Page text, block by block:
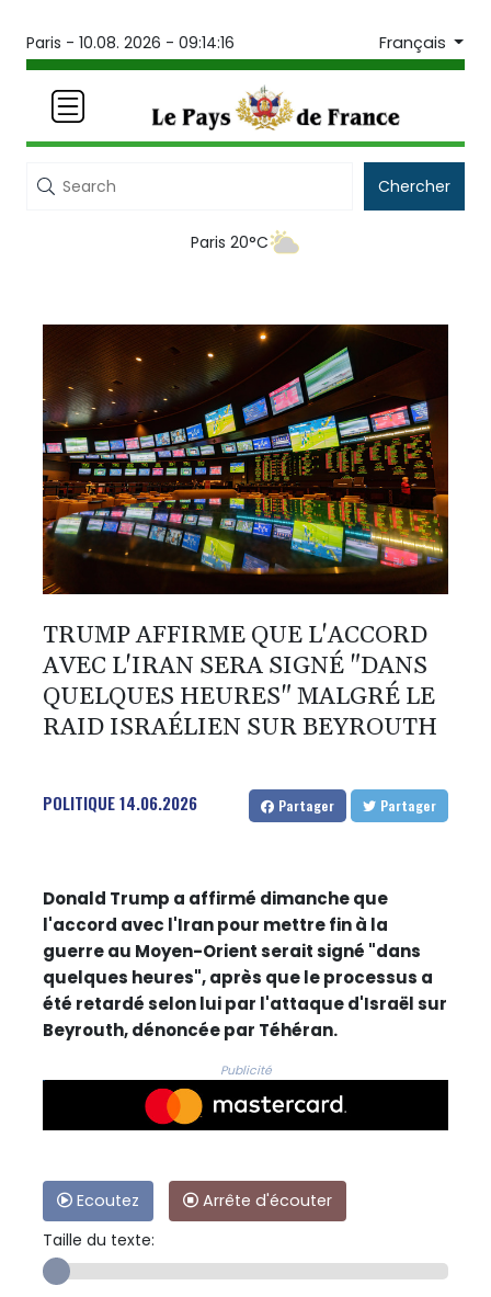
Paris - 10.08. 2026 - 09:14:16 Français
Chercher
Paris 20°C
TRUMP AFFIRME QUE L'ACCORD
AVEC L'IRAN SERA SIGNÉ "DANS
QUELQUES HEURES" MALGRÉ LE
RAID ISRAÉLIEN SUR BEYROUTH
POLITIQUE14.06.2026 Partager Partager
Donald Trump a affirmé dimanche que
l'accord avec l'Iran pour mettre fin à la
guerre au Moyen-Orient serait signé "dans
quelques heures", après que le processus a
été retardé selon lui par l'attaque d'Israël sur
Beyrouth, dénoncée par Téhéran.
Publicité
Ecoutez
Arrête d'écouter
Taille du texte: